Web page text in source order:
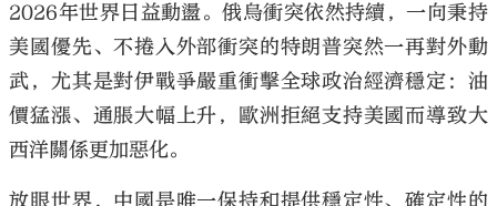
2026年世界日益動盪。俄烏衝突依然持續，一向秉持
美國優先、不捲入外部衝突的特朗普突然一再對外動
武，尤其是對伊戰爭嚴重衝擊全球政治經濟穩定：油
價猛漲、通脹大幅上升，歐洲拒絕支持美國而導致大
西洋關係更加惡化。